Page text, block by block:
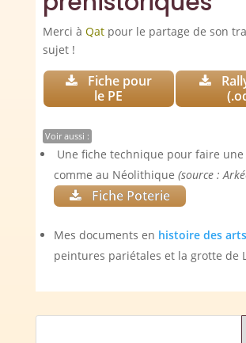
Merci à Qatpour le partage de son
sujet !
Fiche pour
le PE
Voir aussi :
Une fiche technique pour faire
comme au Néolithique (source :
Fiche Poterie
Mes documents en histoire des arts
peintures pariétales et la grotte de